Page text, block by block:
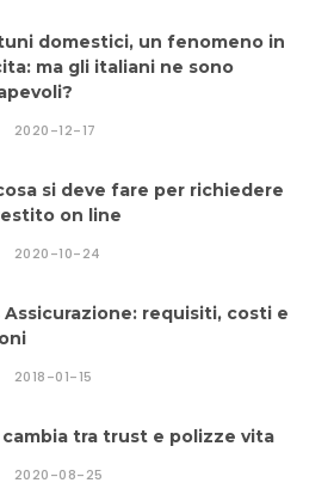
domestici, un fenomeno in
ma gli italiani ne sono
2020-12-17
si deve fare per richiedere
on line
2020-10-24
Assicurazione: requisiti, costi e
2018-01-15
cambia tra trust e polizze vita
2020-08-25